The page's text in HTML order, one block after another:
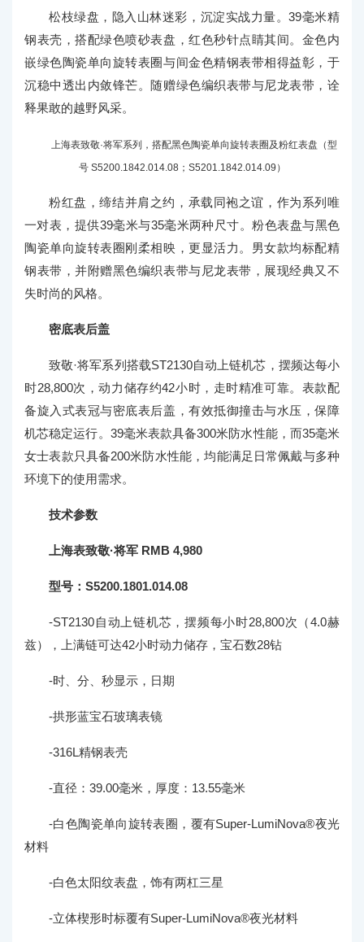
松枝绿盘，隐入山林迷彩，沉淀实战力量。39毫米精
钢表壳，搭配绿色喷砂表盘，红色秒针点睛其间。金色内
嵌绿色陶瓷单向旋转表圈与间金色精钢表带相得益彰，于
沉稳中透出内敛锋芒。随赠绿色编织表带与尼龙表带，诠
释果敢的越野风采。
上海表致敬·将军系列，搭配黑色陶瓷单向旋转表圈及粉红表盘（型
号 S5200.1842.014.08；S5201.1842.014.09）
粉红盘，缔结并肩之约，承载同袍之谊，作为系列唯
一对表，提供39毫米与35毫米两种尺寸。粉色表盘与黑色
陶瓷单向旋转表圈刚柔相映，更显活力。男女款均标配精
钢表带，并附赠黑色编织表带与尼龙表带，展现经典又不
失时尚的风格。
密底表后盖
致敬·将军系列搭载ST2130自动上链机芯，摆频达每小
时28,800次，动力储存约42小时，走时精准可靠。表款配
备旋入式表冠与密底表后盖，有效抵御撞击与水压，保障
机芯稳定运行。39毫米表款具备300米防水性能，而35毫米
女士表款只具备200米防水性能，均能满足日常佩戴与多种
环境下的使用需求。
技术参数
上海表致敬·将军 RMB 4,980
型号：S5200.1801.014.08
-ST2130自动上链机芯，摆频每小时28,800次（4.0赫
兹），上满链可达42小时动力储存，宝石数28钻
-时、分、秒显示，日期
-拱形蓝宝石玻璃表镜
-316L精钢表壳
-直径：39.00毫米，厚度：13.55毫米
-白色陶瓷单向旋转表圈，覆有Super-LumiNova®夜光
材料
-白色太阳纹表盘，饰有两杠三星
-立体楔形时标覆有Super-LumiNova®夜光材料